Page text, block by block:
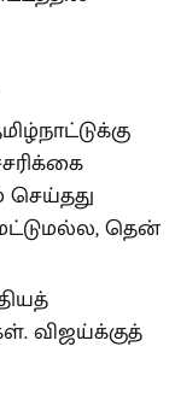
தென்
விஜய்க்குத்